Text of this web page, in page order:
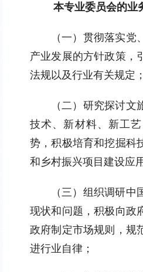
本专业委员会的业
（一）贯彻落实
产业发展的方针政策，
法规以及行业有关规定；
（二）研究探讨
技术、新材料、新工
势，积极培育和挖掘科
和乡村振兴项目建设应
（三）组织调研
现状和问题，积极向政
政府制定市场规则，规
进行业自律；